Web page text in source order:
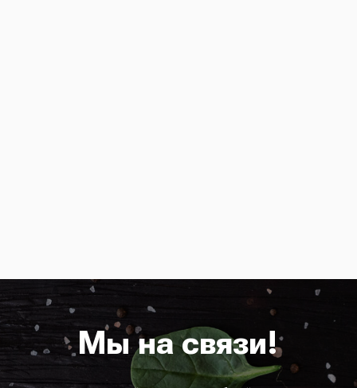
Мы на связи!